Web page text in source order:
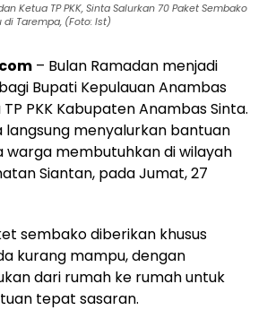
Ketua TP PKK, Sinta Salurkan 70 Paket Sembako
Tarempa, (Foto: Ist)
– Bulan Ramadan menjadi
Bupati Kepulauan Anambas
PKK Kabupaten Anambas Sinta.
langsung menyalurkan bantuan
warga membutuhkan di wilayah
Siantan, pada Jumat, 27
sembako diberikan khusus
kurang mampu, dengan
dari rumah ke rumah untuk
tepat sasaran.